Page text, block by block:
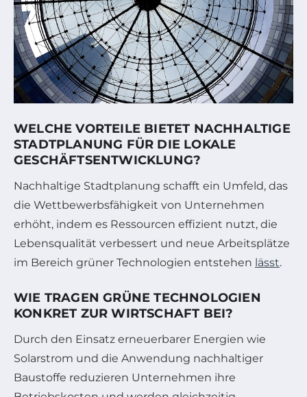
WELCHE VORTEILE BIETET NACHHALTIGE
STADTPLANUNG FÜR DIE LOKALE
GESCHÄFTSENTWICKLUNG?
Nachhaltige Stadtplanung schafft ein Umfeld, das
die Wettbewerbsfähigkeit von Unternehmen
erhöht, indem es Ressourcen effizient nutzt, die
Lebensqualität verbessert und neue Arbeitsplätze
im Bereich grüner Technologien entstehen lässt.
WIE TRAGEN GRÜNE TECHNOLOGIEN
KONKRET ZUR WIRTSCHAFT BEI?
Durch den Einsatz erneuerbarer Energien wie
Solarstrom und die Anwendung nachhaltiger
Baustoffe reduzieren Unternehmen ihre